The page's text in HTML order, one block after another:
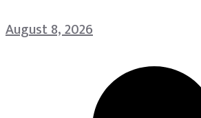
August 8, 2026